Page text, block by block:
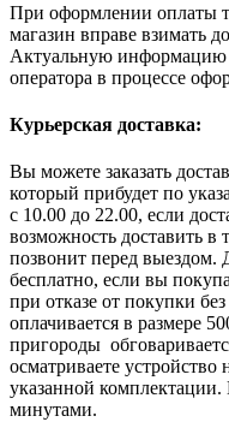
При оформлении оплаты
магазин вправе взимать
Актуальную информацию
оператора в процессе
Курьерская доставка:
Вы можете заказать
который прибудет по
с 10.00 до 22.00, если
возможность доставить в
позвонит перед выездом.
бесплатно, если вы
при отказе от покупки
оплачивается в размере
пригороды
осматриваете устройство
указанной
минутами.